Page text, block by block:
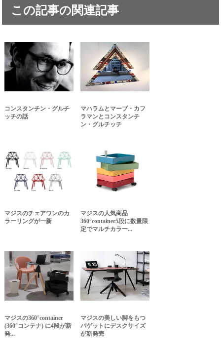
この記事の関連記事
コンスタンチン・グルチ
ッチの話
マハラムとマーブ・カフ
ラマンとコンスタンチ
ン・グルチッチ
マジスのチェアワンのカ
ラーリングが一新
マジスの人気商品
360°container5段に数量限
定でマルチカラー...
マジスの360°container
(360°コンテナ) に4段が新
発...
マジスの美しい脚をもつ
バゲットにデスクサイズ
が新発売